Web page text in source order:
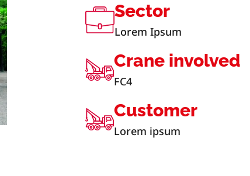
Sector
Lorem Ipsum
Crane involved
FC4
Customer
Lorem ipsum